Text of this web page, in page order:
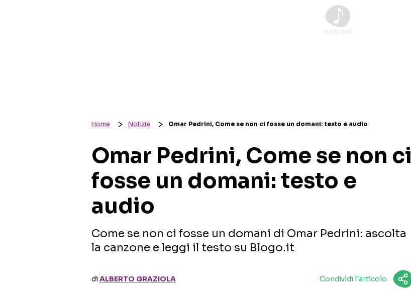
TALENT SHOW
Home Notizie Omar Pedrini, Come se non ci fosse un domani: testo e audio
Omar Pedrini, Come se non ci
fosse un domani: testo e
audio
Come se non ci fosse un domani di Omar Pedrini: ascolta
la canzone e leggi il testo su Blogo.it
diALBERTO GRAZIOLA Condividi l'articolo